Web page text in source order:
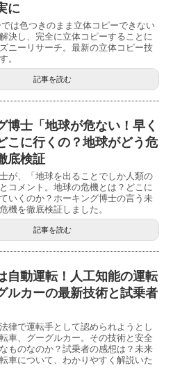
に
は色つきのまま立体コピーできない
決し、完全に立体コピーすることに
ニーリサーチ。最新の立体コピー技
。
記事を読む
博士「地球が危ない！早く
こに行くの？地球がどう危
底検証
が、「地球を出ることでしか人類の
コメント。地球の危機とは？どこに
いくのか？ホーキング博士の言う未
機を徹底検証しました。
記事を読む
自動運転！人工知能の運転
ルカーの最新技術と試乗者
律で運転手として認められようとし
車、グーグルカー。その技術と安全
ものなのか？試乗者の感想は？未来
車について、わかりやすく解説いた